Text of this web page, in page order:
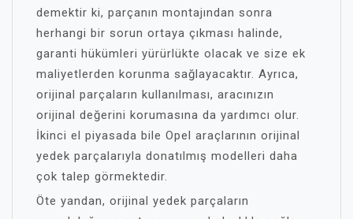
demektir ki, parçanın montajından sonra
herhangi bir sorun ortaya çıkması halinde,
garanti hükümleri yürürlükte olacak ve size ek
maliyetlerden korunma sağlayacaktır. Ayrıca,
orijinal parçaların kullanılması, aracınızın
orijinal değerini korumasına da yardımcı olur.
İkinci el piyasada bile Opel araçlarının orijinal
yedek parçalarıyla donatılmış modelleri daha
çok talep görmektedir.
Öte yandan, orijinal yedek parçaların